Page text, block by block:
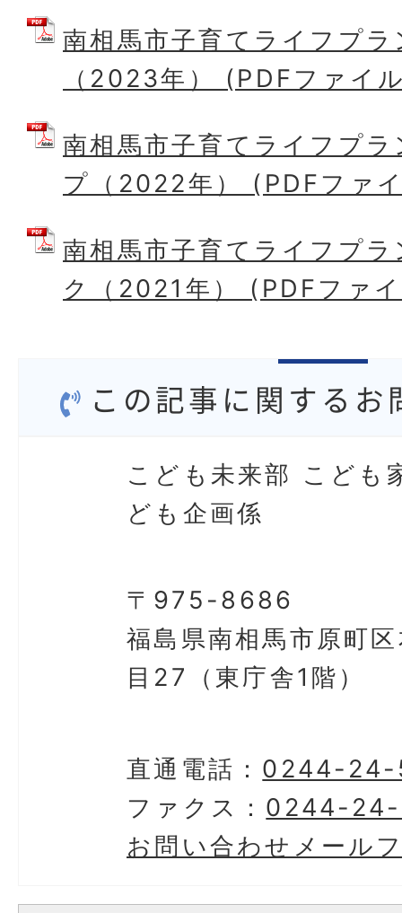
南相馬市子育てライフプ
（2023年） (PDFファイ
南相馬市子育てライフプ
プ（2022年） (PDFファ
南相馬市子育てライフプ
ク（2021年） (PDFファ
この記事に関するお
こども未来部 こども
ども企画係
〒975-8686
福島県南相馬市原町
目27（東庁舎1階）
直通電話： 0244-
ファクス： 0244-
お問い合わせメール